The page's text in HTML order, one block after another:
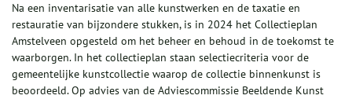
Na een inventarisatie van alle kunstwerken en de taxatie en
restauratie van bijzondere stukken, is in 2024 het Collectieplan
Amstelveen opgesteld om het beheer en behoud in de toekomst te
waarborgen. In het collectieplan staan selectiecriteria voor de
gemeentelijke kunstcollectie waarop de collectie binnenkunst is
beoordeeld. Op advies van de Adviescommissie Beeldende Kunst